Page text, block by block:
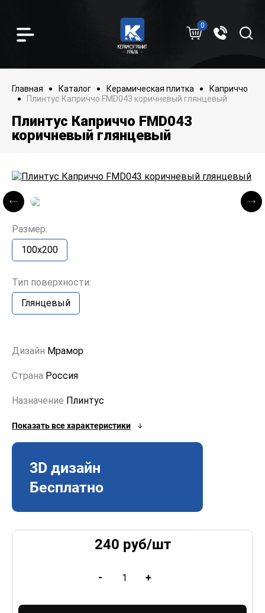
0
Главная Каталог Керамическая плитка
Каприччо
Плинтус Каприччо FMD043 коричневый глянцевый
Плинтус Каприччо FMD043
коричневый глянцевый
Размер:
100x200
Тип поверхности:
Глянцевый
Дизайн Мрамор
Страна Россия
Назначение Плинтус
Показать все характеристики
3D дизайн
Бесплатно
240 руб/шт
- +